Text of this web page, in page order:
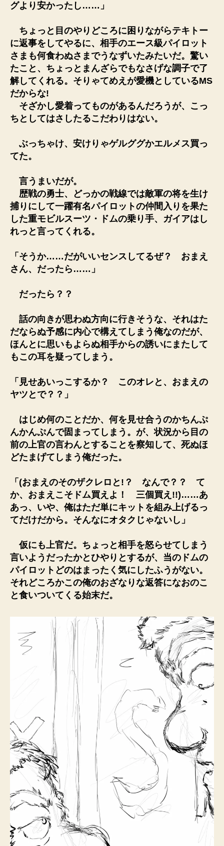
グより安かったし……」
ちょっと目のやりどころに困りながらテキトー
に返事をしてやるに、相手のエース級パイロット
さまも何食わぬさまでうなずいたみたいだ。驚い
たこと、ちょっとまんざらでもなさげな調子で了
解してくれる。そりゃてめえが愛機としているMS
だからな!
そざかし愛着ってものがあるんだろうが、こっ
ちとしてはさしたるこだわりはない。
ぶっちゃけ、安けりゃゲルググかエルメス買っ
てた。
言うまいだが。
歴戦の勇士、どっかの戦線では敵軍の将を生け
捕りにして一躍有名パイロットの仲間入りを果た
した重モビルスーツ・ドムの乗り手、ガイアはし
れっと言ってくれる。
「そうか……だがいいセンスしてるぜ？ おまえ
さん、だったら……」
だったら？？
話の向きが思わぬ方向に行きそうな、それはた
だならぬ予感に内心で構えてしまう俺なのだが、
ほんとに思いもよらぬ相手からの誘いにまたして
もこの耳を疑ってしまう。
「見せあいっこするか？ このオレと、おまえの
ヤツとで？？」
はじめ何のことだか、何を見せ合うのかちんぷ
んかんぷんで固まってしまう。が、状況から目の
前の上官の言わんとすることを察知して、死ぬほ
どたまげてしまう俺だった。
「(おまえのそのザクレロと!？ なんで？？ て
か、おまえこそドム買えよ！ 三個買え!!)……あ
あっ、いや、俺はただ単にキットを組み上げるっ
てだけだから。そんなにオタクじゃないし」
仮にも上官だ。ちょっと相手を怒らせてしまう
言いようだったかとひやりとするが、当のドムの
パイロットどのはまったく気にしたふうがない。
それどころかこの俺のおざなりな返答になおのこ
と食いついてくる始末だ。